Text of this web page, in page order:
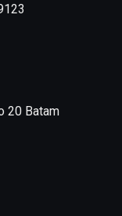
20 Batam